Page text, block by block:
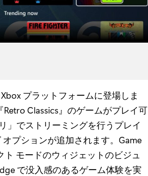
プラットフォームに登場しま
Retro Classics』のゲームがプレイ可
」でストリーミングを行うプレイ
プションが追加されます。Game
モードのウィジェットのビジュ
で没入感のあるゲーム体験を実